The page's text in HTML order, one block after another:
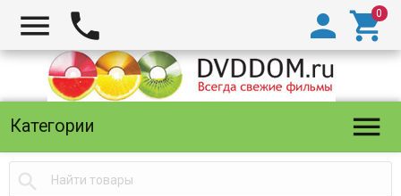
  

Категории 
